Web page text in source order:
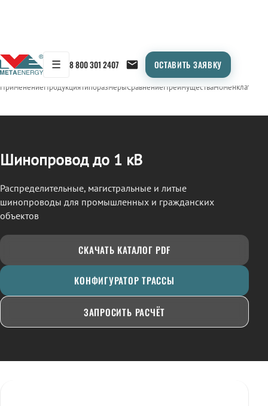
☰ 8 800 301 2407 ОСТАВИТЬ ЗАЯВКУ
← Продукция/ШИНОПРОВОД
ПрименениеПродукцияТипоразмерыСравнениеПреимуществаНоменклатура
Шинопровод до 1 кВ
Распределительные, магистральные и литые
шинопроводы для промышленных и гражданских
объектов
СКАЧАТЬ КАТАЛОГ PDF
КОНФИГУРАТОР ТРАССЫ
ЗАПРОСИТЬ РАСЧЁТ